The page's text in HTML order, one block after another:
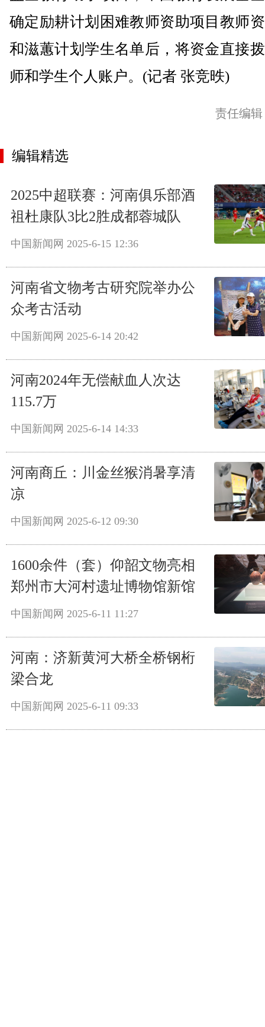
确定励耕计划困难教师资助项目教师
和滋蕙计划学生名单后，将资金直接
师和学生个人账户。(记者 张竞昳)
责任编
编辑精选
2025中超联赛：河南俱乐部酒
祖杜康队3比2胜成都蓉城队
中国新闻网 2025-6-15 12:36
河南省文物考古研究院举办公
众考古活动
中国新闻网 2025-6-14 20:42
河南2024年无偿献血人次达
115.7万
中国新闻网 2025-6-14 14:33
河南商丘：川金丝猴消暑享清
凉
中国新闻网 2025-6-12 09:30
1600余件（套）仰韶文物亮相
郑州市大河村遗址博物馆新馆
中国新闻网 2025-6-11 11:27
河南：济新黄河大桥全桥钢桁
梁合龙
中国新闻网 2025-6-11 09:33